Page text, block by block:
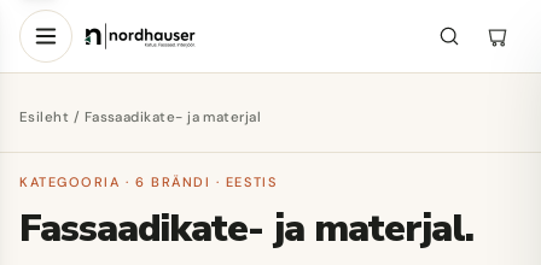
Esileht / Fassaadikate- ja materjal
KATEGOORIA · 6 BRÄNDI · EESTIS
Fassaadikate- ja materjal.